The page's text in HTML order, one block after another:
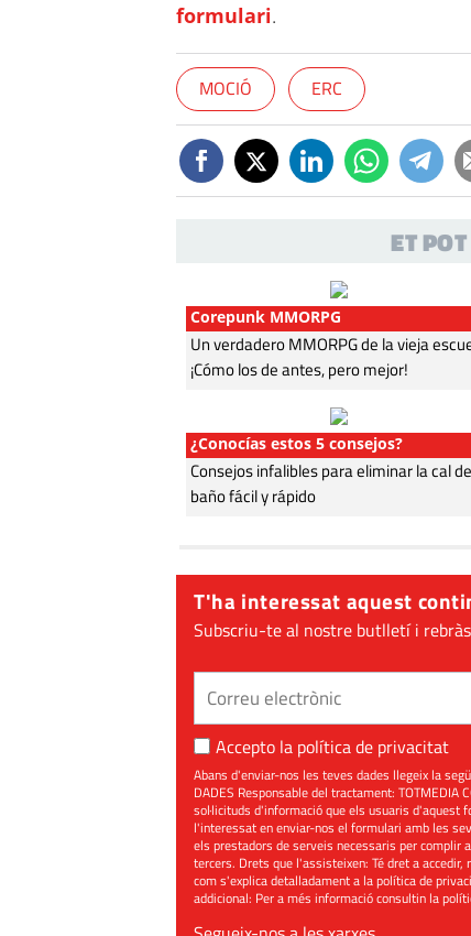
formulari.
MOCIÓ ERC
ET
Corepunk MMORPG
Un verdadero MMORPG de la vieja
¡Cómo los de antes, pero mejor!
¿Conocías estos 5 consejos?
Consejos infalibles para eliminar la cal
baño fácil y rápido
T'ha interessat aquest
Subscriu-te al nostre butlletí i
Accepto la política de privacitat
Abans d'enviar-nos les teves dades llegeix la
DADES Responsable del tractament: TOTMEDIA
sol·licituds d'informació que els usuaris
l'interessat en enviar-nos el formulari amb les
els prestadors de serveis necessaris per complir
tercers. Drets que l'assisteixen: Té dret a
com s'explica detalladament a la política de
addicional: Per a més informació consultin la